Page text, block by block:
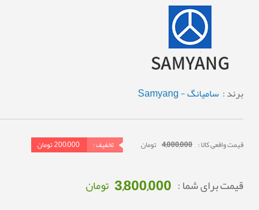
برند : سامیانگ - Samyang
قیمت واقعی کالا : 4,000,000 تومان تخفیف : 200,000تومان
قیمت برای شما : 3,800,000 تومان